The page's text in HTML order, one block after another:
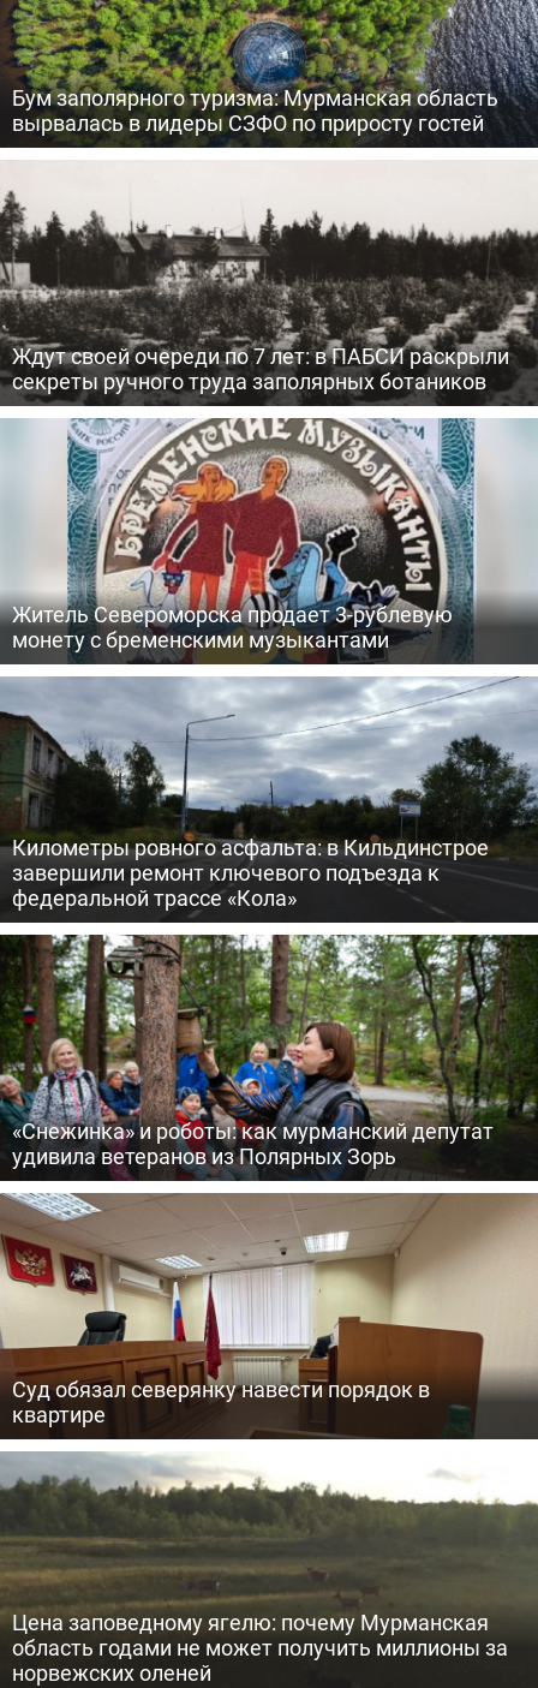
Бум заполярного туризма: Мурманская область
вырвалась в лидеры СЗФО по приросту гостей
Ждут своей очереди по 7 лет: в ПАБСИ раскрыли
секреты ручного труда заполярных ботаников
Житель Североморска продает 3-рублевую
монету с бременскими музыкантами
Километры ровного асфальта: в Кильдинстрое
завершили ремонт ключевого подъезда к
федеральной трассе «Кола»
«Снежинка» и роботы: как мурманский депутат
удивила ветеранов из Полярных Зорь
Суд обязал северянку навести порядок в
квартире
Цена заповедному ягелю: почему Мурманская
область годами не может получить миллионы за
норвежских оленей